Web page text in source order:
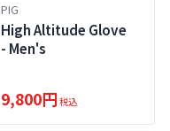
PIG
High Altitude Glove
- Men's
9,800円税込